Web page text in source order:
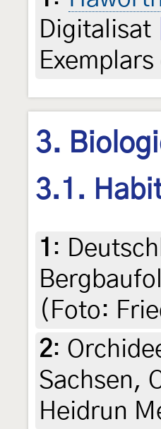
Digitalisat
3.
3.1.
1 :
(Foto:
2:
Sachsen,
Heidrun